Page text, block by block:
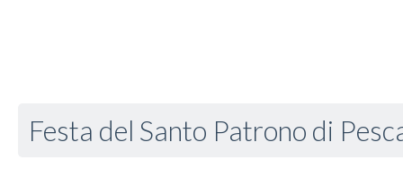
Festa del Santo Patrono di